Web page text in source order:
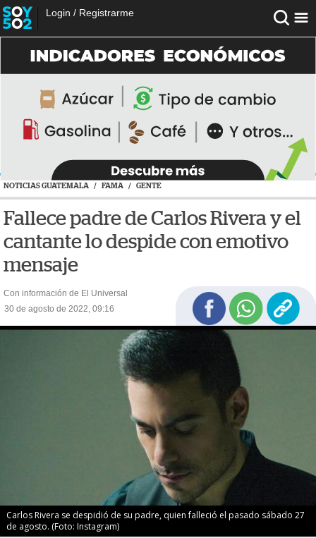
Login / Registrarme
NOTICIAS GUATEMALA / FAMA / GENTE
Fallece padre de Carlos Rivera y el
cantante lo despide con emotivo
mensaje
Con información de El Universal
30 de agosto de 2022, 09:16
Carlos Rivera se despidió de su padre, quien falleció el pasado sábado 27
de agosto. (Foto: Instagram)